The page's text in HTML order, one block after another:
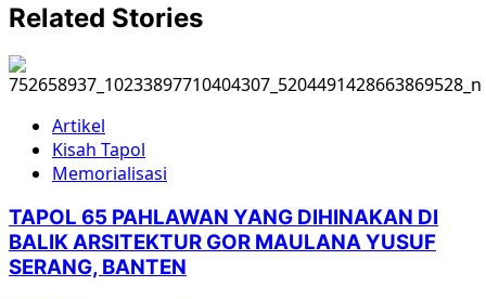
Related Stories
Artikel
Kisah Tapol
Memorialisasi
TAPOL 65 PAHLAWAN YANG DIHINAKAN DI
BALIK ARSITEKTUR GOR MAULANA YUSUF
SERANG, BANTEN